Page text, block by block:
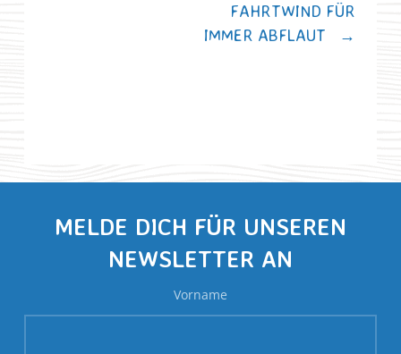
FAHRTWIND FÜR
IMMER ABFLAUT
→
MELDE DICH FÜR UNSEREN
NEWSLETTER AN
Vorname